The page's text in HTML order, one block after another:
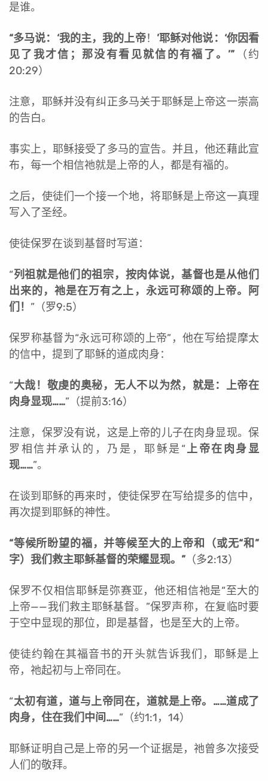
是谁。
“多马说：‘我的主，我的上帝！ ’耶稣对他说：‘你因看
见了我才信；那没有看见就信的有福了。’” （约
20:29）
注意，耶稣并没有纠正多马关于耶稣是上帝这一崇高
的告白。
事实上，耶稣接受了多马的宣告。并且，他还藉此宣
布，每一个相信祂就是上帝的人，都是有福的。
之后，使徒们一个接一个地，将耶稣是上帝这一真理
写入了圣经。
使徒保罗在谈到基督时写道：
“列祖就是他们的祖宗，按肉体说，基督也是从他们
出来的，祂是在万有之上，永远可称颂的上帝。阿
们！ ”（罗9:5）
保罗称基督为“永远可称颂的上帝”，他在写给提摩太
的信中，提到了耶稣的道成肉身：
“大哉！敬虔的奥秘，无人不以为然，就是：上帝在
肉身显现……”（提前3:16）
注意，保罗没有说，这是上帝的儿子在肉身显现。保
罗相信并承认的，乃是，耶稣是“上帝在肉身显
现……”。
在谈到耶稣的再来时，使徒保罗在写给提多的信中，
再次提到耶稣的神性。
“等候所盼望的福，并等候至大的上帝和（或无“和”
字）我们救主耶稣基督的荣耀显现。” （多2:13）
保罗不仅相信耶稣是弥赛亚，他还相信祂是“至大的
上帝——我们救主耶稣基督。”保罗声称，在复临时要
于空中显现的那位，即是基督，也是至大的上帝。
使徒约翰在其福音书的开头就告诉我们，耶稣是上
帝，祂起初与上帝同在。
“太初有道，道与上帝同在，道就是上帝。……道成了
肉身，住在我们中间……”（约1:1，14）
耶稣证明自己是上帝的另一个证据是，祂曾多次接受
人们的敬拜。